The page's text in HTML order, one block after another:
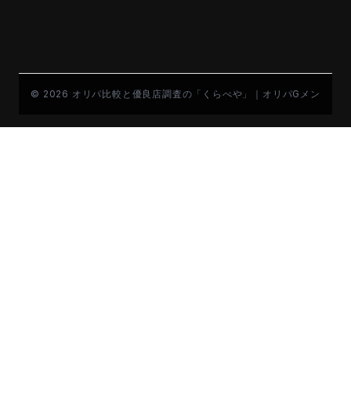
© 2026 オリパ比較と優良店調査の「くらべや」｜オリパGメン